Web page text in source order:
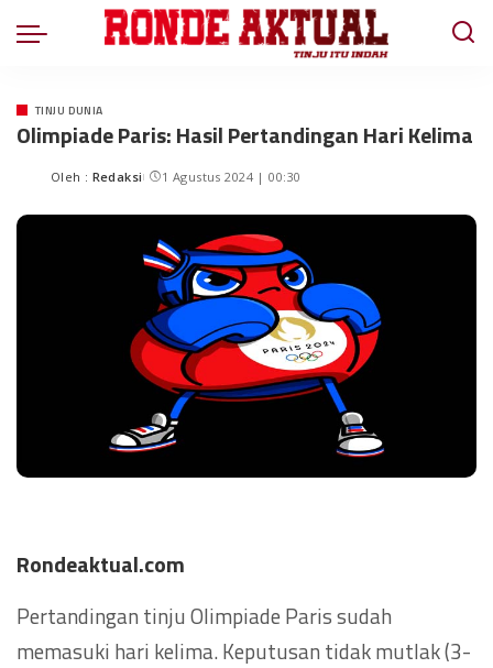
TINJU DUNIA
Olimpiade Paris: Hasil Pertandingan Hari Kelima
Oleh : Redaksi 1 Agustus 2024 | 00:30
Rondeaktual.com
Pertandingan tinju Olimpiade Paris sudah
memasuki hari kelima. Keputusan tidak mutlak (3-